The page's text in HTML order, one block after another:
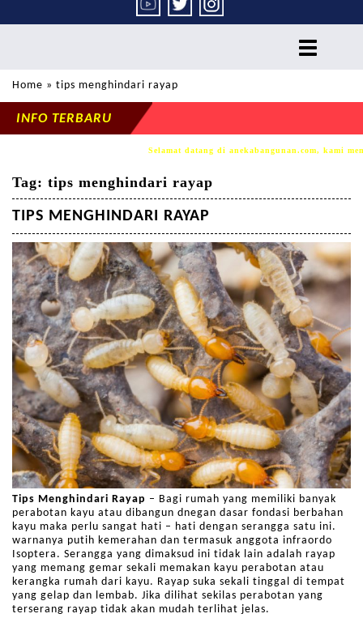
toggle
Home » tips menghindari rayap
INFO TERBARU
Selamat datang di anekabangunan.com, kami
Tag: tips menghindari rayap
TIPS MENGHINDARI RAYAP
Tips Menghindari Rayap – Bagi rumah yang memiliki banyak
perabotan kayu atau dibangun dnegan dasar fondasi berbahan
kayu maka perlu sangat hati – hati dengan serangga satu ini.
warnanya putih kemerahan dan termasuk anggota infraordo
Isoptera. Serangga yang dimaksud ini tidak lain adalah rayap
yang memang gemar sekali memakan kayu perabotan atau
kerangka rumah dari kayu. Rayap suka sekali tinggal di tempat
yang gelap dan lembab. Jika dilihat sekilas perabotan yang
terserang rayap tidak akan mudah terlihat jelas.